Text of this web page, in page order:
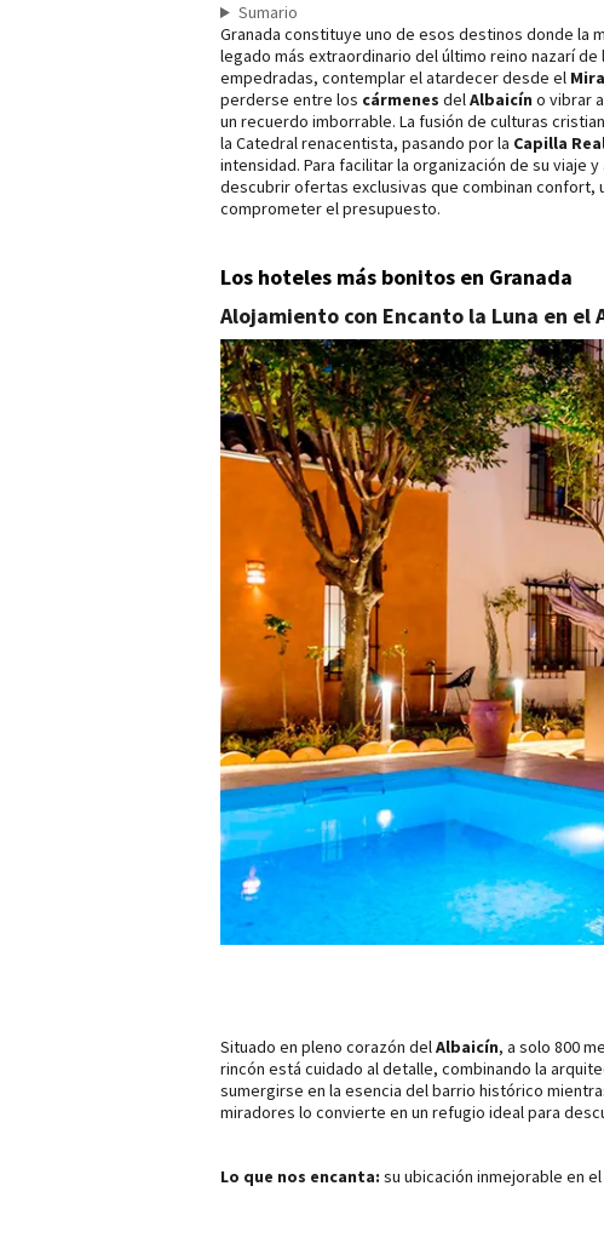
Sumario
Granada constituye uno de esos destinos donde la
legado más extraordinario del último reino nazarí
empedradas, contemplar el atardecer desde el
perderse entre los cármenes delAlbaicín o vibrar
un recuerdo imborrable. La fusión de culturas
la Catedral renacentista, pasando por la Capilla
intensidad. Para facilitar la organización de su
descubrir ofertas exclusivas que combinan confort,
comprometer el presupuesto.
Los hoteles más bonitos en Granada
Alojamiento con Encanto la Luna en el
Situado en pleno corazón delAlbaicín, a solo 800
rincón está cuidado al detalle, combinando la
sumergirse en la esencia del barrio histórico
miradores lo convierte en un refugio ideal para
Lo que nos encanta: su ubicación inmejorable en